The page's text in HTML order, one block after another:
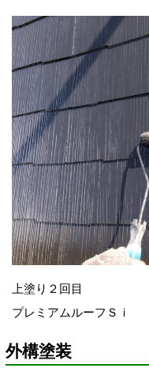
上塗り２回目
プレミアムルーフＳｉ
外構塗装